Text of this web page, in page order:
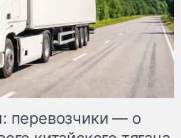
перевозчики — о